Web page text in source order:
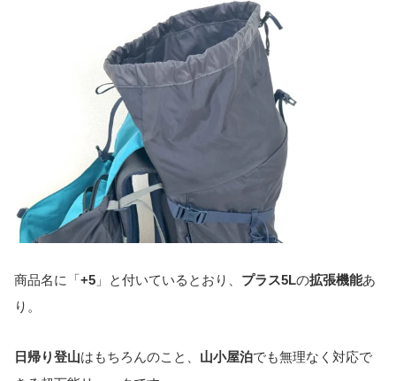
商品名に「+5 」と付いているとおり、 プラス5Lの拡張機能あ
り。
日帰り登山はもちろんのこと、 山小屋泊でも無理なく対応で